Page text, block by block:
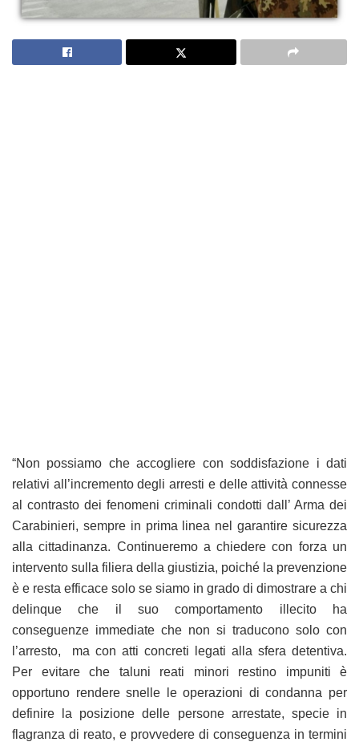
“Non possiamo che accogliere con soddisfazione i dati
relativi all’incremento degli arresti e delle attività connesse
al contrasto dei fenomeni criminali condotti dall’ Arma dei
Carabinieri, sempre in prima linea nel garantire sicurezza
alla cittadinanza. Continueremo a chiedere con forza un
intervento sulla filiera della giustizia, poiché la prevenzione
è e resta efficace solo se siamo in grado di dimostrare a chi
delinque che il suo comportamento illecito ha
conseguenze immediate che non si traducono solo con
l’arresto, ma con atti concreti legati alla sfera detentiva.
Per evitare che taluni reati minori restino impuniti è
opportuno rendere snelle le operazioni di condanna per
definire la posizione delle persone arrestate, specie in
flagranza di reato, e provvedere di conseguenza in termini